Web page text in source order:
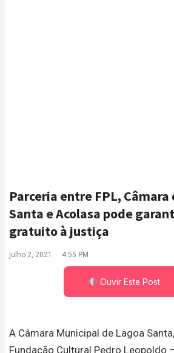
Parceria entre FPL, Câmara
Santa e Acolasa pode
gratuito à justiça
julho 2, 2021 4:55 PM
Ouvir Este Post
A Câmara Municipal de Lagoa
Fundação Cultural Pedro Leopoldo